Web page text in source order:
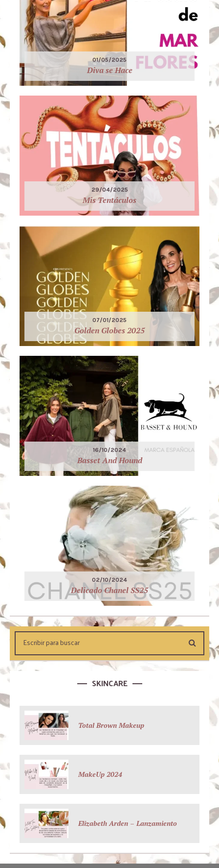
01/05/2025
Diva se Hace
29/04/2025
Mis Tentáculos
07/01/2025
Golden Globes 2025
16/10/2024
Basset And Hound
02/10/2024
Delicado Chanel SS25
SKINCARE
Total Brown Makeup
MakeUp 2024
Elizabeth Arden – Lanzamiento